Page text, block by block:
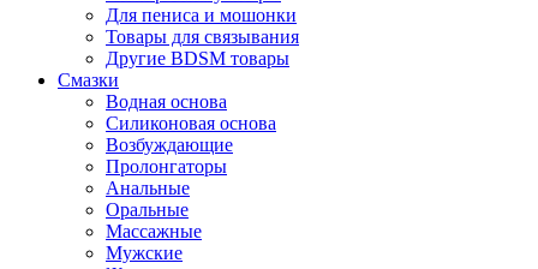
Для пениса и мошонки
Товары для связывания
Другие BDSM товары
Смазки
Водная основа
Силиконовая основа
Возбуждающие
Пролонгаторы
Анальные
Оральные
Массажные
Мужские